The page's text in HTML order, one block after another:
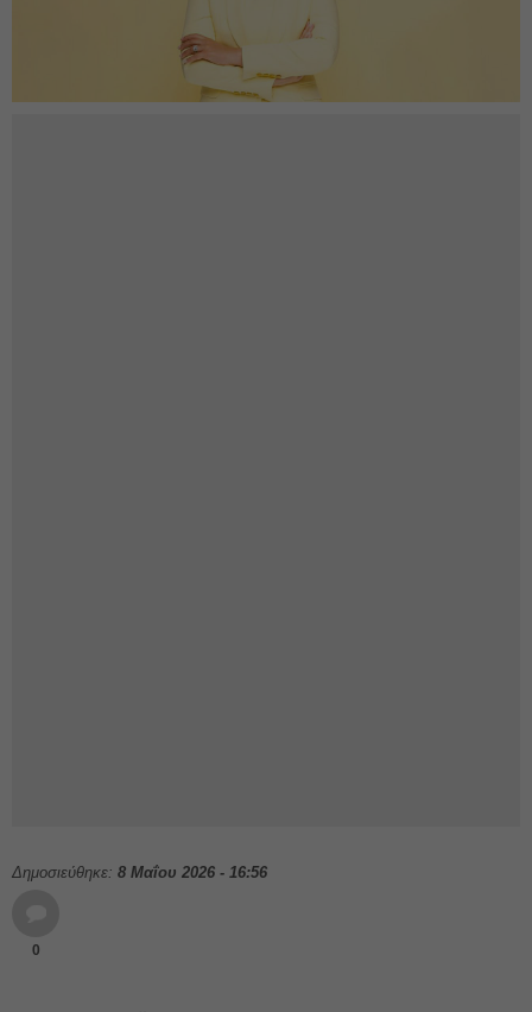
Δημοσιεύθηκε: 8 Μαΐου 2026 - 16:56
0